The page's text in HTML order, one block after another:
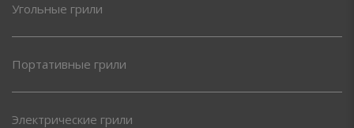
Угольные грили
Портативные грили
Электрические грили